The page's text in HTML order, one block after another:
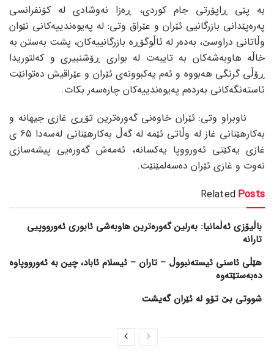
بە پێی ڕاپۆرتی جام کوردی، ڕەزا نەوشادی لە کۆنفرانسی
پەرەپێدانی بازرگانیی ئێران و عێراق وتی: لە پەیوەندییەکانی نێوان
وڵاتانی دراوسێ، بەدەر لە ئاڵوگۆڕە بازرگانییەکان، پشت بەستن بە
خاڵە هاوبەشەکان بە تایبەت لە بواری ڕۆشنبیری و کەلتوریدا
ڕۆڵی گرنگی هەبووە و ئەم یەکبوونەی ئێران و عێراقیش دەتوانێت
ئاستەنگەکانی بەردەم پەیوەندییەکان چارەسەر بکات.
ناوبراو وتی: ئێران خاوەنی گەورەترین تۆڕی غازی جیهانە و
بەکارهێنانی غاز لە وڵاتی ئێمە لە گەڵ بەکارهێنانی لەسەدا 65 ی
غازی یەکێتی ئەورووپا یەکسانە، ئەمەش گەورەیی پیشەسازی
نەوت و غازی ئێران دەسەلمێنێت.
Related Posts
باڵیۆزی ئەڵمانیا: بەرلین گەورەترین هاوبەشی ئابوری ئەورووپیی
تارانە
هێڵی ئاسنی ئیستەنبووڵ – تاران – ئیسلام ئاباد، چین بە ئەورووپاوە
دەبەستێتەوە
شووتی بێ تۆو لە ئێران گەیشت